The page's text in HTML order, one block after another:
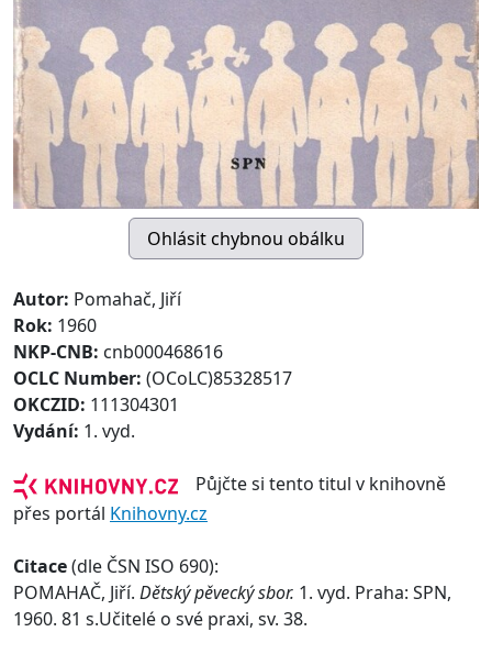
Autor: Pomahač, Jiří
Rok: 1960
NKP-CNB: cnb000468616
OCLC Number: (OCoLC)85328517
OKCZID: 111304301
Vydání: 1. vyd.
Půjčte si tento titul v knihovně
přes portál Knihovny.cz
Citace(dle ČSN ISO 690):
POMAHAČ, Jiří. Dětský pěvecký sbor. 1. vyd. Praha: SPN,
1960. 81 s.Učitelé o své praxi, sv. 38.